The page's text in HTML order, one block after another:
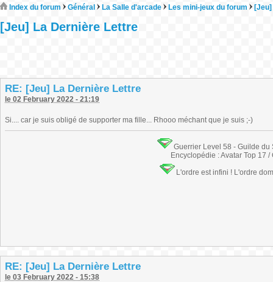
Index du forum Général La Salle d'arcade Les mini-jeux du forum
[Jeu] La Dernière Lettre
RE: [Jeu] La Dernière Lettre
le 02 February 2022 - 21:19
Si.... car je suis obligé de supporter ma fille... Rhooo méchant que je suis ;-)
Guerrier Level 58 - Guilde
Encyclopédie : Avatar Top 17 /
L'ordre est infini ! L'ordre
RE: [Jeu] La Dernière Lettre
le 03 February 2022 - 15:38